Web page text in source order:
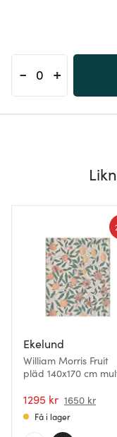
- +
Ekelund
William Morris Fruit
pläd 140x170 cm
1295 kr 1650 kr
Få i lager